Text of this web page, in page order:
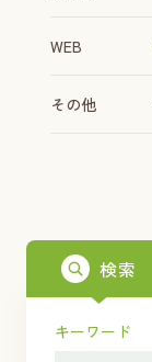
検索
キーワード
WEB
その他